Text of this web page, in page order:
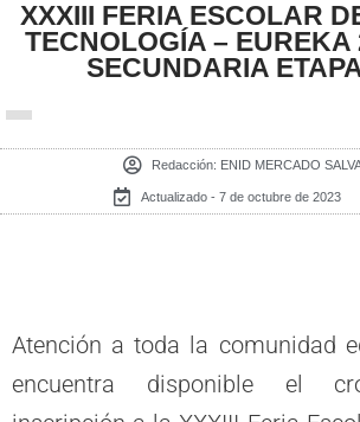
XXXIII FERIA ESCOLAR
TECNOLOGÍA – EUREKA
SECUNDARIA
Redacción: ENID MERCADO
Actualizado - 7 de octubre de 2023
Atención a toda la comunidad
encuentra disponible el